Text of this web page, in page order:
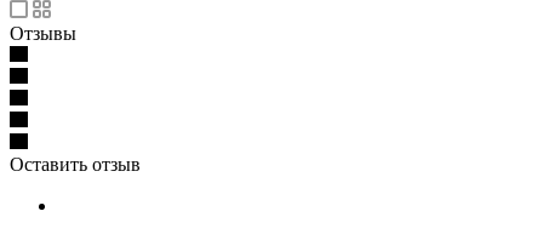
Отзывы
Оставить отзыв